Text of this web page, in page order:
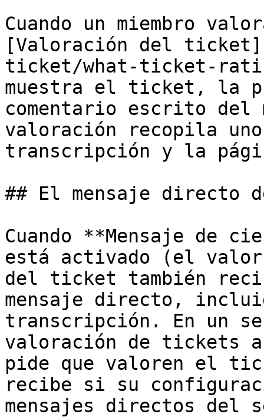
Cuando un miembro
[Valoración del
ticket/what-ticket-
muestra el ticket, la
comentario escrito del
valoración recopila
transcripción y la
## El mensaje directo
Cuando **Mensaje de
está activado (el
del ticket también
mensaje directo,
transcripción. En un
valoración de tickets
pide que valoren el
recibe si su
mensajes directos del